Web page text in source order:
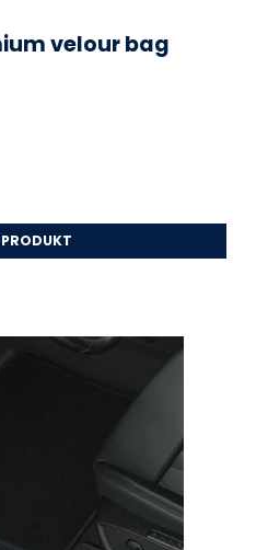
velour bag